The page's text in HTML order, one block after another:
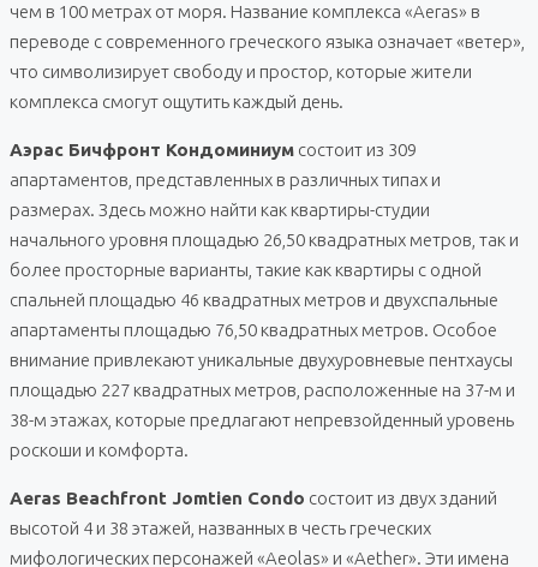
чем в 100 метрах от моря. Название комплекса «Aeras» в
переводе с современного греческого языка означает «ветер»,
что символизирует свободу и простор, которые жители
комплекса смогут ощутить каждый день.
Аэрас Бичфронт Кондоминиум состоит из 309
апартаментов, представленных в различных типах и
размерах. Здесь можно найти как квартиры-студии
начального уровня площадью 26,50 квадратных метров, так и
более просторные варианты, такие как квартиры с одной
спальней площадью 46 квадратных метров и двухспальные
апартаменты площадью 76,50 квадратных метров. Особое
внимание привлекают уникальные двухуровневые пентхаусы
площадью 227 квадратных метров, расположенные на 37-м и
38-м этажах, которые предлагают непревзойденный уровень
роскоши и комфорта.
Aeras Beachfront Jomtien Condo состоит из двух зданий
высотой 4 и 38 этажей, названных в честь греческих
мифологических персонажей «Aeolas» и «Aether». Эти имена